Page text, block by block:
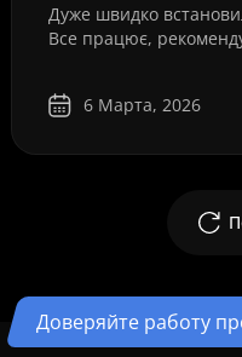
Дуже швидко
Все працює,
6 Марта, 2026
Доверяйте работу